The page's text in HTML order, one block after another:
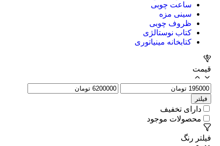
ساعت چوبی
سینی مزه
ظروف چوبی
کتاب نوستالژی
کتابخانه مینیاتوری
قیمت
فیلتر
دارای تخفیف
محصولات موجود
فیلتر رنگ